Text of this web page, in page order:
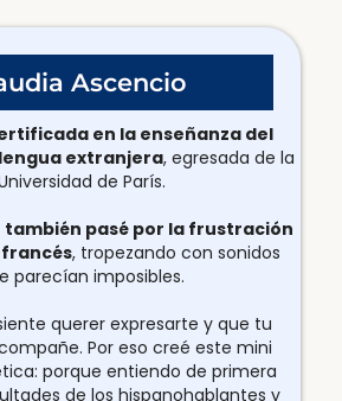
Ascencio
en la enseñanza del
extranjera, egresada de la
de París.
también pasé por la frustración
, tropezando con sonidos
parecían imposibles.
querer expresarte y que tu
Por eso creé este mini
porque entiendo de primera
de los hispanohablantes y